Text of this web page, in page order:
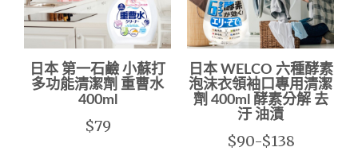
日本 第一石鹼 小蘇打
多功能清潔劑 重曹水
400ml
$79
日本 WELCO 六種酵素
泡沫衣領袖口專用清潔
劑 400ml 酵素分解 去
汙 油漬
$90-$138